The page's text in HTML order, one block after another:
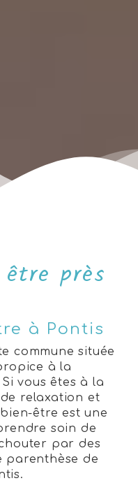
près
à Pontis
commune située
à la
vous êtes à la
relaxation et
être est une
soin de
par des
parenthèse de